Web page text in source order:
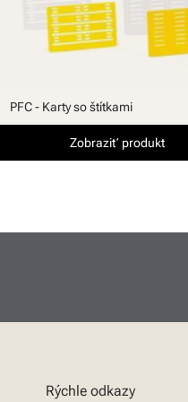
PFC - Karty so štítkami
Zobraziť produkt
Rýchle odkazy